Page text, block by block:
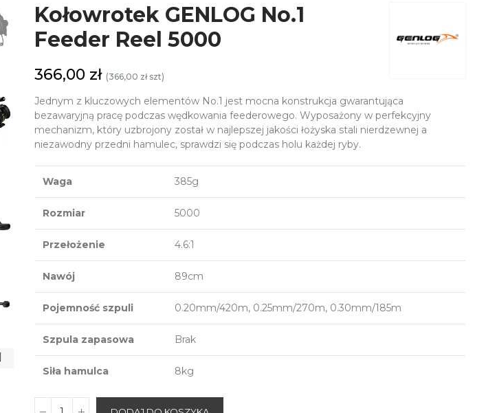
Kołowrotek GENLOG No.1
Feeder Reel 5000
366,00 zł (366,00 zł szt)
Jednym z kluczowych elementów No.1 jest mocna konstrukcja gwarantująca
bezawaryjną pracę podczas wędkowania feederowego. Wyposażony w perfekcyjny
mechanizm, który uzbrojony został w najlepszej jakości łożyska stali nierdzewnej a
niezawodny przedni hamulec, sprawdzi się podczas holu każdej ryby.
Waga 385g
Rozmiar 5000
Przełożenie 4.6:1
Nawój 89cm
Pojemność szpuli 0.20mm/420m, 0.25mm/270m, 0.30mm/185m
Szpula zapasowa Brak
Siła hamulca 8kg